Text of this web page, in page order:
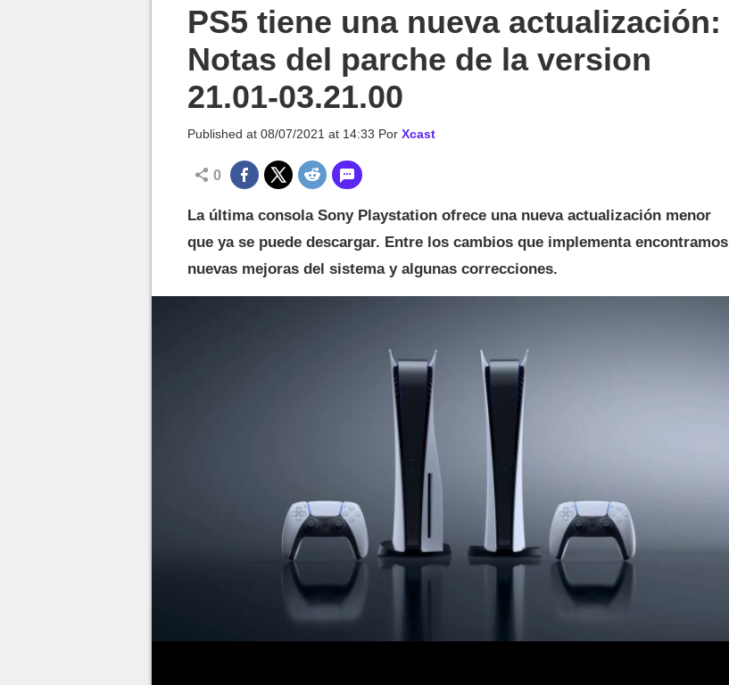
PS5 tiene una nueva actualización:
Notas del parche de la version
21.01-03.21.00
Published at 08/07/2021 at 14:33 Por Xcast
0
La última consola Sony Playstation ofrece una nueva actualización menor
que ya se puede descargar. Entre los cambios que implementa encontramos
nuevas mejoras del sistema y algunas correcciones.